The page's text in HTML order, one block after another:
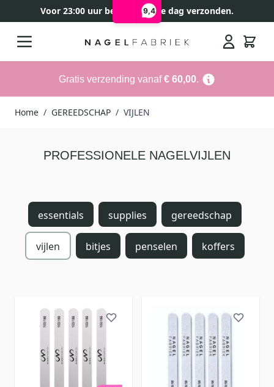
9,4
Voor 23:00 uur besteld, zelfde dag verzonden.
Gratis verzending vanaf€ 60,00.
Home / GEREEDSCHAP / VIJLEN
PROFESSIONELE NAGELVIJLEN
essentials supplies gereedschap
vijlen bitjes penselen koffers